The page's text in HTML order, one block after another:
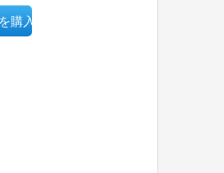
購入